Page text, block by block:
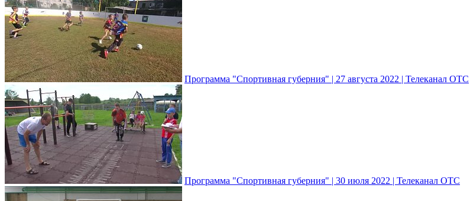
Программа "Спортивная губерния" | 27 августа 2022 | Телеканал ОТС
Программа "Спортивная губерния" | 30 июля 2022 | Телеканал ОТС